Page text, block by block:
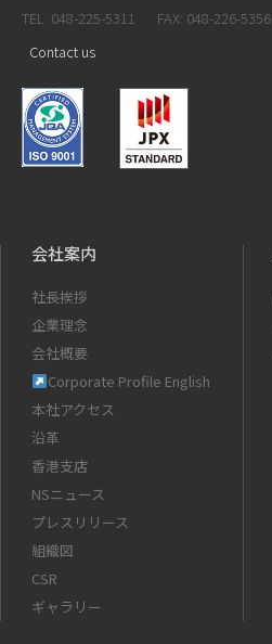
TEL: 048-225-5311
FAX: 048-226-5356
Contact us
会社案内
社長挨拶
企業理念
会社概要
Corporate Profile English
本社アクセス
沿革
香港支店
NSニュース
プレスリリース
組織図
CSR
ギャラリー